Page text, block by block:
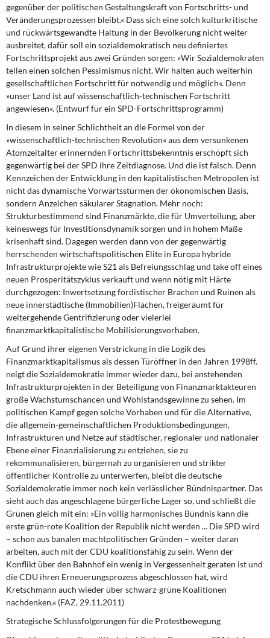
gegenüber der politischen Gestaltungskraft von Fortschritts- und
Veränderungsprozessen bleibt.« Dass sich eine solch kulturkritische
und rückwärtsgewandte Haltung in der Bevölkerung nicht weiter
ausbreitet, dafür soll ein sozialdemokratisch neu definiertes
Fortschrittsprojekt aus zwei Gründen sorgen: »Wir Sozialdemokraten
teilen einen solchen Pessimismus nicht. Wir halten auch weiterhin
gesellschaftlichen Fortschritt für notwendig und möglich«. Denn
»unser Land ist auf wissenschaftlich-technischen Fortschritt
angewiesen«. (Entwurf für ein SPD-Fortschrittsprogramm)
In diesem in seiner Schlichtheitan die Formel von der
»wissenschaftlich-technischen Revolution« aus dem versunkenen
Atomzeitalter erinnernden Fortschrittsbekenntnis erschöpft sich
gegenwärtig bei der SPD ihre Zeitdiagnose. Und die ist falsch. Denn
Kennzeichen der Entwicklung in den kapitalistischen Metropolen ist
nicht das dynamische Vorwärtsstürmen der ökonomischen Basis,
sondern Anzeichen säkularer Stagnation. Mehr noch:
Strukturbestimmend sind Finanzmärkte, die für Umverteilung, aber
keineswegs für Investitionsdynamik sorgen und in hohem Maße
krisenhaft sind. Dagegen werden dann von der gegenwärtig
herrschenden wirtschaftspolitischen Elite in Europa hybride
Infrastrukturprojekte wie S21 als Befreiungsschlag und take off eines
neuen Prosperitätszyklus verkauft und wenn nötig mit Härte
durchgezogen: Inwertsetzung fordistischer Brachen und Ruinen als
neue innerstädtische (Immobilien)Flächen, freigeräumt für
weitergehende Gentrifizierung oder vielerlei
finanzmarktkapitalistische Mobilisierungsvorhaben.
Auf Grund ihrer eigenen Verstrickung in die Logik des
Finanzmarktkapitalismus als dessen Türöffner in den Jahren 1998ff.
neigt die Sozialdemokratie immer wieder dazu, bei anstehenden
Infrastrukturprojekten in der Beteiligung von Finanzmarktakteuren
große Wachstumschancen und Wohlstandsgewinne zu sehen. Im
politischen Kampf gegen solche Vorhaben und für die Alternative,
die allgemein-gemeinschaftlichen Produktionsbedingungen,
Infrastrukturen und Netze auf städtischer, regionaler und nationaler
Ebene einer Finanzialisierung zu entziehen, sie zu
rekommunalisieren, bürgernah zu organisieren und strikter
öffentlicher Kontrolle zu unterwerfen, bleibt die deutsche
Sozialdemokratie immer noch kein verlässlicher Bündnispartner. Das
sieht auch das angeschlagene bürgerliche Lager so, und schließt die
Grünen gleich mit ein: »Ein völlig harmonisches Bündnis kann die
erste grün-rote Koalition der Republik nicht werden ... Die SPD wird
– schon aus banalen machtpolitischen Gründen – weiter daran
arbeiten, auch mit der CDU koalitionsfähig zu sein. Wenn der
Konflikt über den Bahnhof ein wenig in Vergessenheit geraten ist und
die CDU ihren Erneuerungsprozess abgeschlossen hat, wird
Kretschmann auch wieder über schwarz-grüne Koalitionen
nachdenken.« (FAZ, 29.11.2011)
Strategische Schlussfolgerungen für die Protestbewegung